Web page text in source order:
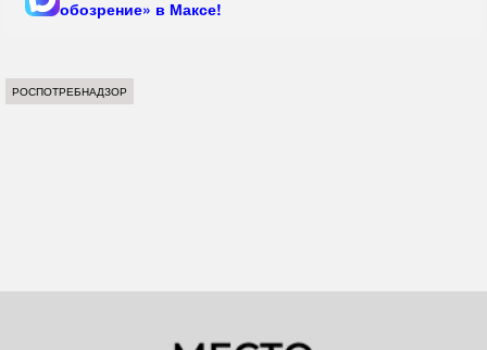
обозрение» в Максе!
РОСПОТРЕБНАДЗОР